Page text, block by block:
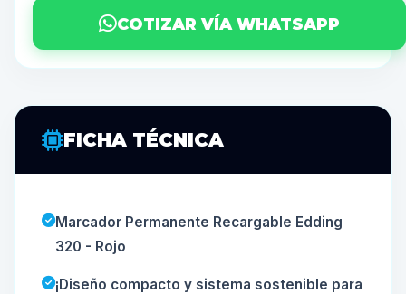
COTIZAR VÍA WHATSAPP
FICHA TÉCNICA
Marcador Permanente Recargable Edding
320 - Rojo
¡Diseño compacto y sistema sostenible para